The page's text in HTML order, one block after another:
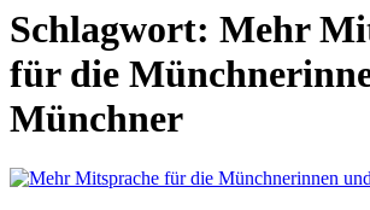
Schlagwort: Mehr
für die
Münchner